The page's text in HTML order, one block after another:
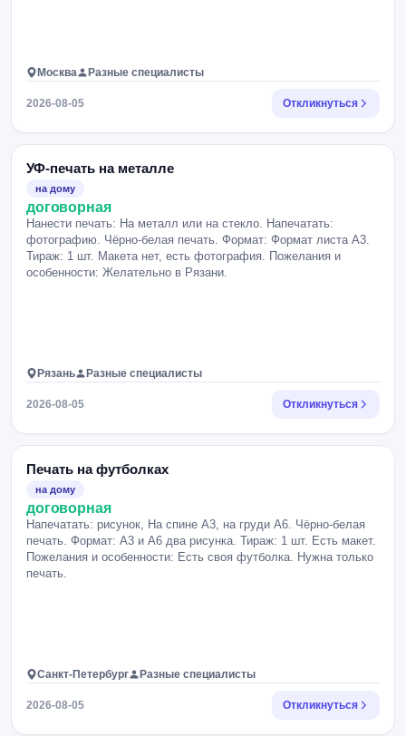
Москва Разные специалисты
2026-08-05 Откликнуться
УФ-печать на металле
на дому
договорная
Нанести печать: На металл или на стекло. Напечатать:
фотографию. Чёрно-белая печать. Формат: Формат листа А3.
Тираж: 1 шт. Макета нет, есть фотография. Пожелания и
особенности: Желательно в Рязани.
Рязань Разные специалисты
2026-08-05 Откликнуться
Печать на футболках
на дому
договорная
Напечатать: рисунок, На спине А3, на груди А6. Чёрно-белая
печать. Формат: А3 и А6 два рисунка. Тираж: 1 шт. Есть макет.
Пожелания и особенности: Есть своя футболка. Нужна только
печать.
Санкт-Петербург Разные специалисты
2026-08-05 Откликнуться